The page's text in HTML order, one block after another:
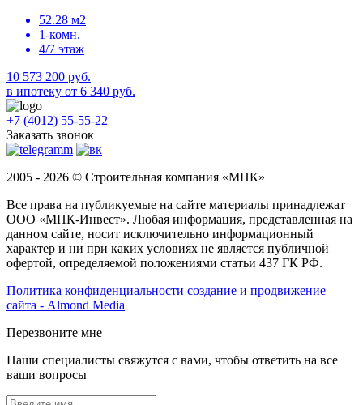
52.28 м2
1-комн.
4/7 этаж
10 573 200 руб.
в ипотеку от 6 340 руб.
+7 (4012) 55-55-22
Заказать звонок
2005 - 2026 © Строительная компания «МПК»
Все права на публикуемые на сайте материалы принадлежат
ООО «МПК-Инвест». Любая информация, представленная на
данном сайте, носит исключительно информационный
характер и ни при каких условиях не является публичной
офертой, определяемой положениями статьи 437 ГК РФ.
Политика конфиденциальности создание и продвижение
сайта - Almond Media
Перезвоните мне
Наши специалисты свяжутся с вами, чтобы ответить на все
ваши вопросы